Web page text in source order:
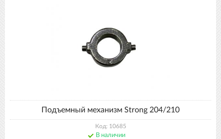
Подъемный механизм Strong 204/210
Код: 10685
В наличии